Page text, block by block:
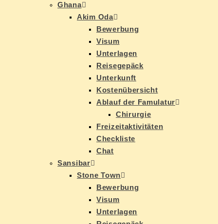
Gha­na
Akim Oda
Be­wer­bung
Vi­sum
Un­ter­la­gen
Rei­se­ge­päck
Un­ter­kunft
Kos­ten­über­sicht
Ab­lauf der Famulatur
Chir­ur­gie
Frei­zeit­ak­ti­vi­tä­ten
Check­lis­te
Chat
San­si­bar
Stone Town
Be­wer­bung
Vi­sum
Un­ter­la­gen